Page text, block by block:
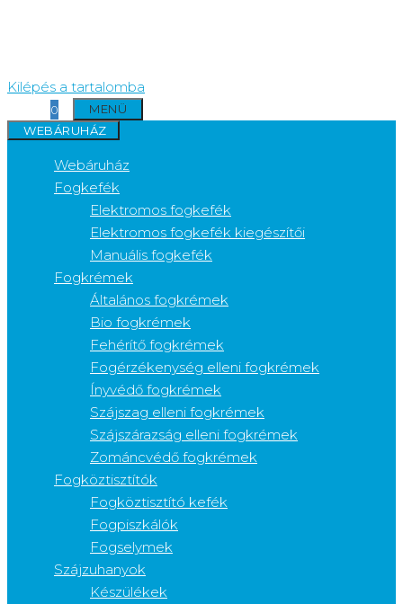
Kilépés a tartalomba
0
MENÜ
WEBÁRUHÁZ
Webáruház
Fogkefék
Elektromos fogkefék
Elektromos fogkefék kiegészítői
Manuális fogkefék
Fogkrémek
Általános fogkrémek
Bio fogkrémek
Fehérítő fogkrémek
Fogérzékenység elleni fogkrémek
Ínyvédő fogkrémek
Szájszag elleni fogkrémek
Szájszárazság elleni fogkrémek
Zománcvédő fogkrémek
Fogköztisztítók
Fogköztisztító kefék
Fogpiszkálók
Fogselymek
Szájzuhanyok
Készülékek